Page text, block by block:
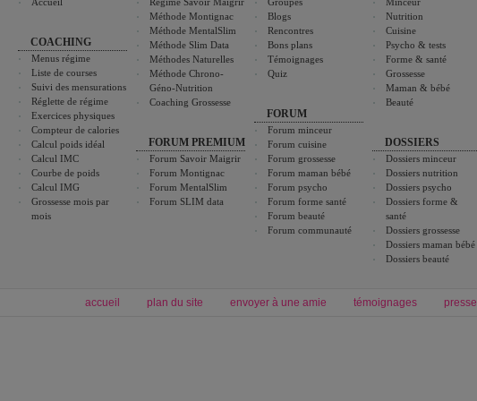
COACHING
Menus régime
Liste de courses
Suivi des mensurations
Réglette de régime
Exercices physiques
Compteur de calories
Calcul poids idéal
Calcul IMC
Courbe de poids
Calcul IMG
Grossesse mois par
mois
Méthode Montignac
Méthode MentalSlim
Méthode Slim Data
Méthodes Naturelles
Méthode Chrono-
Géno-Nutrition
Coaching Grossesse
FORUM PREMIUM
Forum Savoir Maigrir
Forum Montignac
Forum MentalSlim
Forum SLIM data
Blogs
Rencontres
Bons plans
Témoignages
Quiz
FORUM
Forum minceur
Forum cuisine
Forum grossesse
Forum maman bébé
Forum psycho
Forum forme santé
Forum beauté
Forum communauté
Nutrition
Cuisine
Psycho & tests
Forme & santé
Grossesse
Maman & bébé
Beauté
DOSSIERS
Dossiers minceur
Dossiers nutrition
Dossiers psycho
Dossiers forme &
santé
Dossiers grossesse
Dossiers maman bébé
Dossiers beauté
accueil plan du site envoyer à une amie témoignages presse